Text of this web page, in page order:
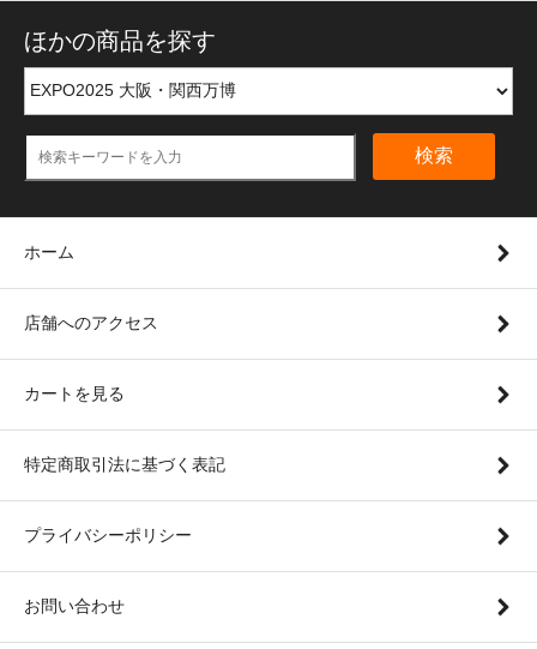
ほかの商品を探す
検索
ホーム
店舗へのアクセス
カートを見る
特定商取引法に基づく表記
プライバシーポリシー
お問い合わせ